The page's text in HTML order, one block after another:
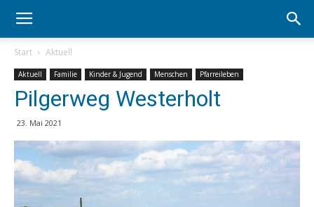
Start Aktuell
Aktuell Familie Kinder & Jugend Menschen Pfarreileben
Pilgerweg Westerholt
23. Mai 2021